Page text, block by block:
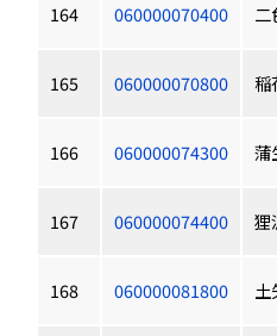
164 060000070400 二
165 060000070800 稲
166 060000074300 蒲
167 060000074400 狸
168 060000081800